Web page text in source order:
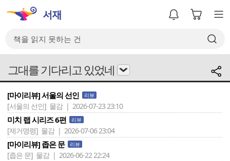
그대를 기다리고 있었네
[마이리뷰] 서울의 선인 리뷰
[서울의 선인] 물감 | 2026-07-23 23:10
미치 랩 시리즈 6편 리뷰
[제거명령] 물감 | 2026-07-06 23:04
[마이리뷰] 좁은 문 리뷰
[좁은 문] 물감 | 2026-06-22 22:24